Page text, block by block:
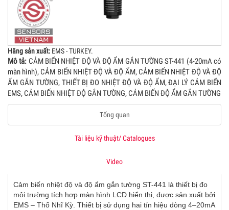
Hãng sản xuất: EMS - TURKEY.
Mô tả: CẢM BIẾN NHIỆT ĐỘ VÀ ĐỘ ẨM GẮN TƯỜNG ST-441 (4-20mA có
màn hình), CẢM BIẾN NHIỆT ĐỘ VÀ ĐỘ ẨM, CẢM BIẾN NHIỆT ĐỘ VÀ ĐỘ
ẨM GẮN TƯỜNG, THIẾT BỊ ĐO NHIỆT ĐỘ VÀ ĐỘ ẨM, ĐẠI LÝ CẢM BIẾN
EMS, CẢM BIẾN NHIỆT ĐỘ GẮN TƯỜNG, CẢM BIẾN ĐỘ ẨM GẮN TƯỜNG
Tổng quan
Tài liệu kỹ thuật/ Catalogues
Video
Cảm biến nhiệt độ và độ ẩm gắn tường ST-441 là thiết bị đo
môi trường tích hợp màn hình LCD hiển thị, được sản xuất bởi
EMS – Thổ Nhĩ Kỳ. Thiết bị sử dụng hai tín hiệu dòng 4–20mA